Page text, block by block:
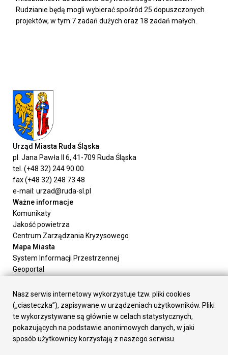
Rudzianie będą mogli wybierać spośród 25 dopuszczonych
projektów, w tym 7 zadań dużych oraz 18 zadań małych.
Urząd Miasta Ruda Śląska
pl. Jana Pawła II 6, 41-709 Ruda Śląska
tel. (+48 32) 244 90 00
fax (+48 32) 248 73 48
e-mail: urzad@ruda-sl.pl
Ważne informacje
Komunikaty
Jakość powietrza
Centrum Zarządzania Kryzysowego
Mapa Miasta
System Informacji Przestrzennej
Geoportal
Załatw sprawę
Prezydent Miasta
Rada Miasta
Wydziały
Elektroniczna Skrzynka Podawcza
Nasz serwis internetowy wykorzystuje tzw. pliki cookies
(„ciasteczka”), zapisywane w urządzeniach użytkowników. Pliki
te wykorzystywane są głównie w celach statystycznych,
pokazujących na podstawie anonimowych danych, w jaki
sposób użytkownicy korzystają z naszego serwisu.